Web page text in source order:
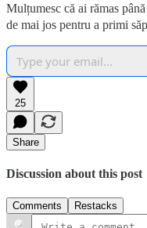
Mulțumesc că ai rămas
de mai jos pentru a primi
25
Share
Discussion about this post
Comments Restacks